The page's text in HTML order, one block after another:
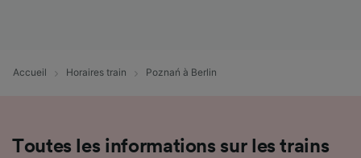
Accueil Horaires train Poznań à Berlin
Toutes les informations sur les trains